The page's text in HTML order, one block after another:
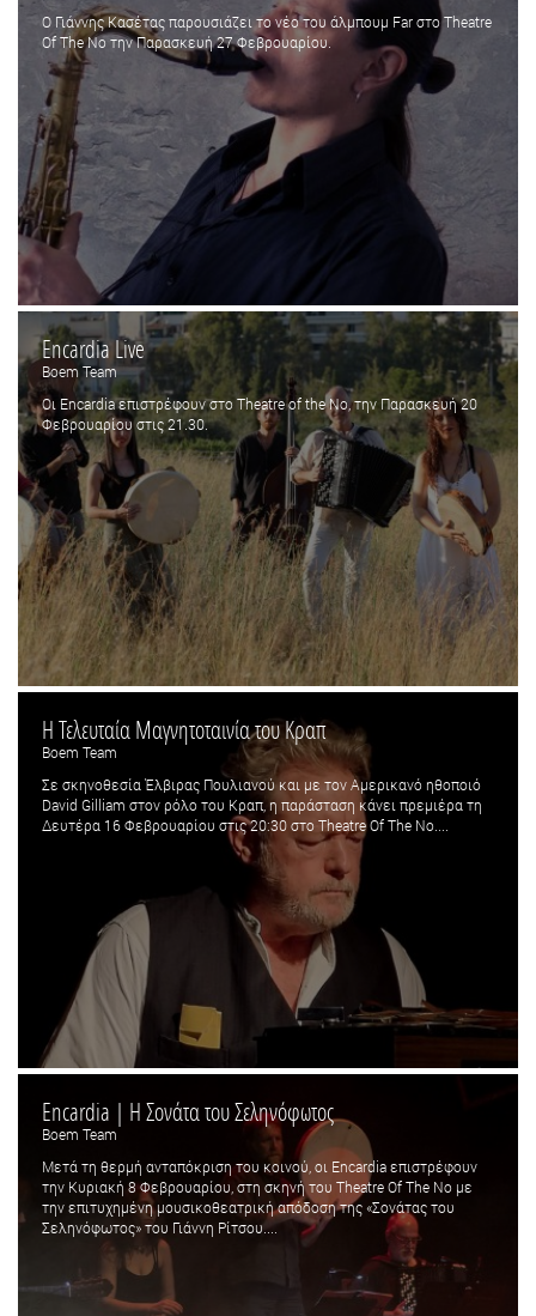
Ο Γιάννης Κασέτας παρουσιάζει το νέο του άλμπουμ Far στο Theatre
Of The No την Παρασκευή 27 Φεβρουαρίου.
Encardia Live
Boem Team
Οι Encardia επιστρέφουν στο Theatre of the No, την Παρασκευή 20
Φεβρουαρίου στις 21.30.
Η Τελευταία Μαγνητοταινία του Κραπ
Boem Team
Σε σκηνοθεσία Έλβιρας Πουλιανού και με τον Αμερικανό ηθοποιό
David Gilliam στον ρόλο του Κραπ, η παράσταση κάνει πρεμιέρα τη
Δευτέρα 16 Φεβρουαρίου στις 20:30 στο Theatre Of The No....
Encardia | Η Σονάτα του Σεληνόφωτος
Boem Team
Μετά τη θερμή ανταπόκριση του κοινού, οι Encardia επιστρέφουν
την Κυριακή 8 Φεβρουαρίου, στη σκηνή του Theatre Of The No με
την επιτυχημένη μουσικοθεατρική απόδοση της «Σονάτας του
Σεληνόφωτος» του Γιάννη Ρίτσου....